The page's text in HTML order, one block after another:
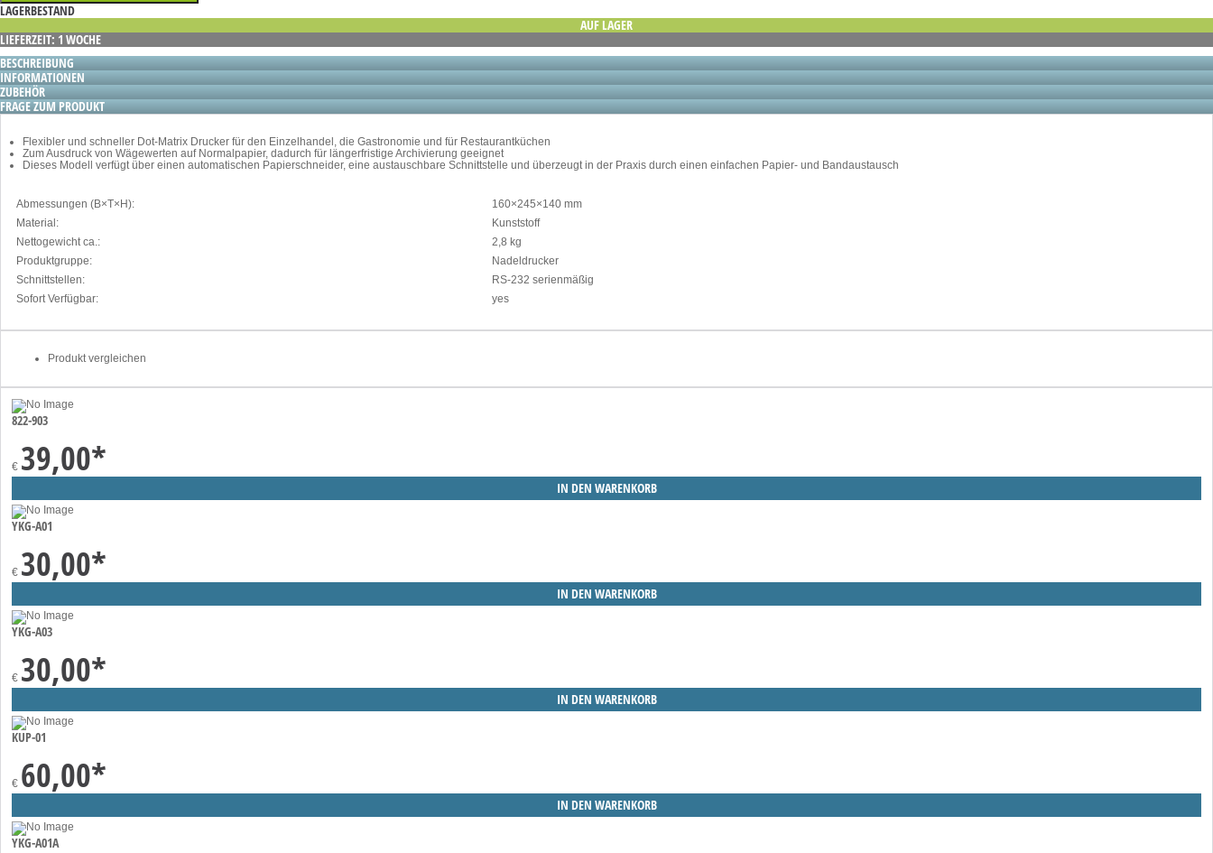
LAGERBESTAND
AUF LAGER
LIEFERZEIT: 1 WOCHE
BESCHREIBUNG
INFORMATIONEN
ZUBEHÖR
FRAGE ZUM PRODUKT
Flexibler und schneller Dot-Matrix Drucker für den Einzelhandel, die Gastronomie und für Restaurantküchen
Zum Ausdruck von Wägewerten auf Normalpapier, dadurch für längerfristige Archivierung geeignet
Dieses Modell verfügt über einen automatischen Papierschneider, eine austauschbare Schnittstelle und überzeugt in der Praxis durch einen einfachen Papier- und Bandaustausch
Abmessungen (B×T×H):
160×245×140 mm
Material:
Kunststoff
Nettogewicht ca.:
2,8 kg
Produktgruppe:
Nadeldrucker
Schnittstellen:
RS-232 serienmäßig
Sofort Verfügbar:
yes
Produkt vergleichen
822-903
€ 39,00*
YKG-A01
€ 30,00*
YKG-A03
€ 30,00*
KUP-01
€ 60,00*
YKG-A01A